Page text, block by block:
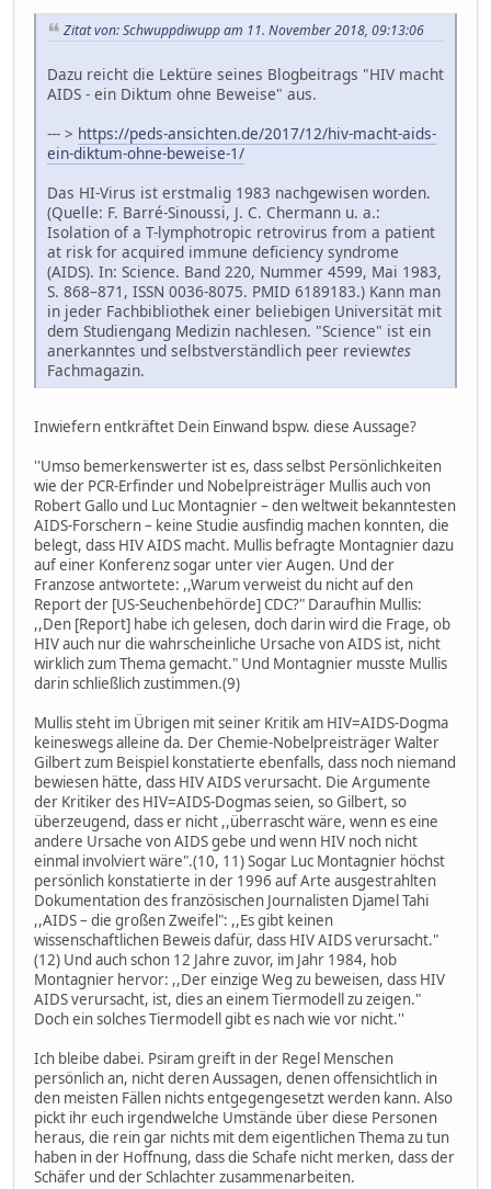
Zitat von: Schwuppdiwupp am 11. November 2018, 09:13:06
Dazu reicht die Lektüre seines Blogbeitrags "HIV macht
AIDS - ein Diktum ohne Beweise" aus.
--- > https://peds-ansichten.de/2017/12/hiv-macht-aids-
ein-diktum-ohne-beweise-1/
Das HI-Virus ist erstmalig 1983 nachgewisen worden.
(Quelle: F. Barré-Sinoussi, J. C. Chermann u. a.:
Isolation of a T-lymphotropic retrovirus from a patient
at risk for acquired immune deficiency syndrome
(AIDS). In: Science. Band 220, Nummer 4599, Mai 1983,
S. 868–871, ISSN 0036-8075. PMID 6189183.) Kann man
in jeder Fachbibliothek einer beliebigen Universität mit
dem Studiengang Medizin nachlesen. "Science" ist ein
anerkanntes und selbstverständlich peer reviewtes
Fachmagazin.
Inwiefern entkräftet Dein Einwand bspw. diese Aussage?
''Umso bemerkenswerter ist es, dass selbst Persönlichkeiten
wie der PCR-Erfinder und Nobelpreisträger Mullis auch von
Robert Gallo und Luc Montagnier – den weltweit bekanntesten
AIDS-Forschern – keine Studie ausfindig machen konnten, die
belegt, dass HIV AIDS macht. Mullis befragte Montagnier dazu
auf einer Konferenz sogar unter vier Augen. Und der
Franzose antwortete: ,,Warum verweist du nicht auf den
Report der [US-Seuchenbehörde] CDC?" Daraufhin Mullis:
,,Den [Report] habe ich gelesen, doch darin wird die Frage, ob
HIV auch nur die wahrscheinliche Ursache von AIDS ist, nicht
wirklich zum Thema gemacht." Und Montagnier musste Mullis
darin schließlich zustimmen.(9)
Mullis steht im Übrigen mit seiner Kritik am HIV=AIDS-Dogma
keineswegs alleine da. Der Chemie-Nobelpreisträger Walter
Gilbert zum Beispiel konstatierte ebenfalls, dass noch niemand
bewiesen hätte, dass HIV AIDS verursacht. Die Argumente
der Kritiker des HIV=AIDS-Dogmas seien, so Gilbert, so
überzeugend, dass er nicht ,,überrascht wäre, wenn es eine
andere Ursache von AIDS gebe und wenn HIV noch nicht
einmal involviert wäre".(10, 11) Sogar Luc Montagnier höchst
persönlich konstatierte in der 1996 auf Arte ausgestrahlten
Dokumentation des französischen Journalisten Djamel Tahi
,,AIDS – die großen Zweifel": ,,Es gibt keinen
wissenschaftlichen Beweis dafür, dass HIV AIDS verursacht."
(12) Und auch schon 12 Jahre zuvor, im Jahr 1984, hob
Montagnier hervor: ,,Der einzige Weg zu beweisen, dass HIV
AIDS verursacht, ist, dies an einem Tiermodell zu zeigen."
Doch ein solches Tiermodell gibt es nach wie vor nicht.''
Ich bleibe dabei. Psiram greift in der Regel Menschen
persönlich an, nicht deren Aussagen, denen offensichtlich in
den meisten Fällen nichts entgegengesetzt werden kann. Also
pickt ihr euch irgendwelche Umstände über diese Personen
heraus, die rein gar nichts mit dem eigentlichen Thema zu tun
haben in der Hoffnung, dass die Schafe nicht merken, dass der
Schäfer und der Schlachter zusammenarbeiten.